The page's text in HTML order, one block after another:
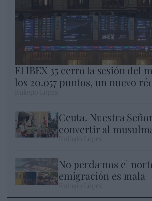
El IBEX 35 cerró la sesión del
los 20.057 puntos, un nuevo
Ceuta. Nuestra
convertir al
No perdamos el
emigración es mala